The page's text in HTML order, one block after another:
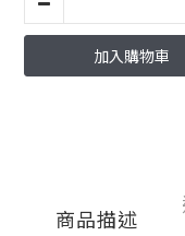
加入購物車
商品描述